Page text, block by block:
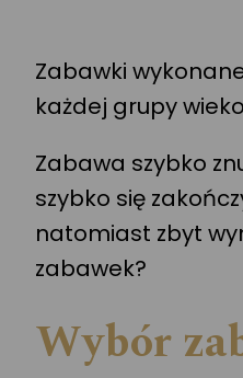
Zabawki
każdej grupy
Zabawa szybko
szybko się
natomiast zbyt
zabawek?
Wybór